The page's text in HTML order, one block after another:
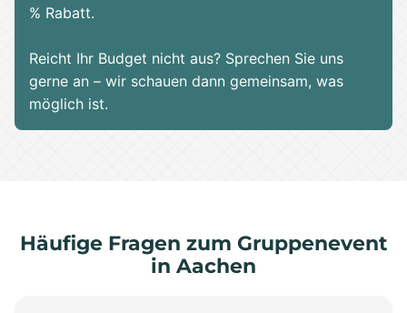
% Rabatt.
Reicht Ihr Budget nicht aus? Sprechen Sie uns
gerne an – wir schauen dann gemeinsam, was
möglich ist.
Häufige Fragen zum Gruppenevent
in Aachen